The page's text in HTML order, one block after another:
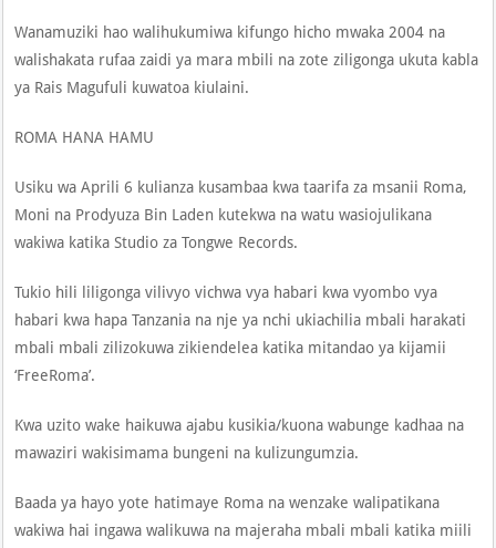
Wanamuziki hao walihukumiwa kifungo hicho mwaka 2004 na
walishakata rufaa zaidi ya mara mbili na zote ziligonga ukuta kabla
ya Rais Magufuli kuwatoa kiulaini.
ROMA HANA HAMU
Usiku wa Aprili 6 kulianza kusambaa kwa taarifa za msanii Roma,
Moni na Prodyuza Bin Laden kutekwa na watu wasiojulikana
wakiwa katika Studio za Tongwe Records.
Tukio hili liligonga vilivyo vichwa vya habari kwa vyombo vya
habari kwa hapa Tanzania na nje ya nchi ukiachilia mbali harakati
mbali mbali zilizokuwa zikiendelea katika mitandao ya kijamii
‘FreeRoma’.
Kwa uzito wake haikuwa ajabu kusikia/kuona wabunge kadhaa na
mawaziri wakisimama bungeni na kulizungumzia.
Baada ya hayo yote hatimaye Roma na wenzake walipatikana
wakiwa hai ingawa walikuwa na majeraha mbali mbali katika miili